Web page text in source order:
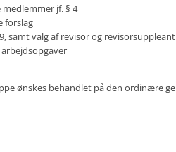
jf. § 4
forslag
samt valg af revisor og revisorsuppleant
ønskes behandlet på den ordinære